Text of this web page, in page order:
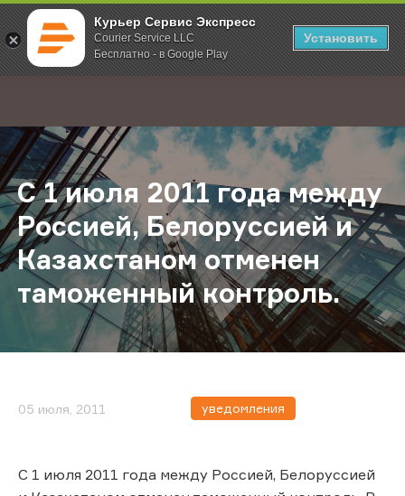
Курьер Сервис Экспресс
Courier Service LLC
Бесплатно - в Google Play
Установить
; Главная О компании Новости С 1 июля 2011 года между
С 1 июля 2011 года между
Россией, Белоруссией и
Казахстаном отменен
таможенный контроль.
05 июля, 2011 уведомления
С 1 июля 2011 года между Россией, Белоруссией